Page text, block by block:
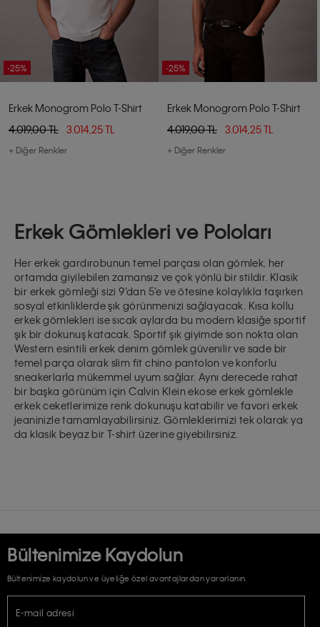
-25%
Erkek Monogrom Polo T-Shirt
4.019,00 TL
3.014,25 TL
+ Diğer Renkler
-25%
Erkek Monogrom Polo T-Shirt
4.019,00 TL
3.014,25 TL
+ Diğer Renkler
Erkek Gömlekleri ve Poloları
Her erkek gardırobunun temel parçası olan gömlek , her
ortamda giyilebilen zamansız ve çok yönlü bir stildir. Klasik
bir erkek gömleği sizi 9’dan 5’e ve ötesine kolaylıkla taşırken
sosyal etkinliklerde şık görünmenizi sağlayacak. Kısa kollu
erkek gömlekleri ise sıcak aylarda bu modern klasiğe sportif
şık bir dokunuş katacak. Sportif şık giyimde son nokta olan
Western esintili erkek denim gömlek güvenilir ve sade bir
temel parça olarak slim fit chino pantolon ve konforlu
sneakerlarla mükemmel uyum sağlar. Aynı derecede rahat
bir başka görünüm için Calvin Klein ekose erkek gömlekle
erkek ceketlerimize renk dokunuşu katabilir ve favori erkek
jeaninizle tamamlayabilirsiniz. Gömleklerimizi tek olarak ya
da klasik beyaz bir T-shirt üzerine giyebilirsiniz.
Bültenimize Kaydolun
Bültenimize kaydolun ve üyeliğe özel avantajlardan yararlanın.
E-mail adresi